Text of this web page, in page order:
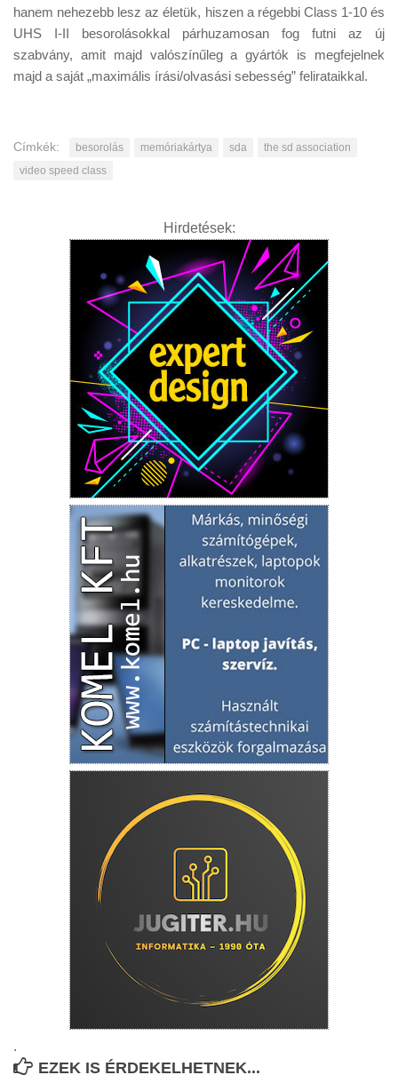
hanem nehezebb lesz az életük, hiszen a régebbi Class 1-10 és
UHS I-II besorolásokkal párhuzamosan fog futni az új
szabvány, amit majd valószínűleg a gyártók is megfejelnek
majd a saját „maximális írási/olvasási sebesség” felirataikkal.
Címkék: besorolás memóriakártya sda
the sd association
video speed class
Hirdetések:
.
EZEK IS ÉRDEKELHETNEK...